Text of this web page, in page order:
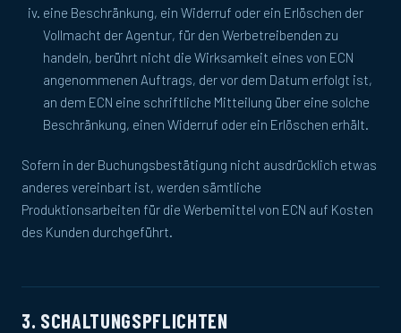
eine Beschränkung, ein Widerruf oder ein Erlöschen der
Vollmacht der Agentur, für den Werbetreibenden zu
handeln, berührt nicht die Wirksamkeit eines von ECN
angenommenen Auftrags, der vor dem Datum erfolgt ist,
an dem ECN eine schriftliche Mitteilung über eine solche
Beschränkung, einen Widerruf oder ein Erlöschen erhält.
Sofern in der Buchungsbestätigung nicht ausdrücklich etwas
anderes vereinbart ist, werden sämtliche
Produktionsarbeiten für die Werbemittel von ECN auf Kosten
des Kunden durchgeführt.
3. SCHALTUNGSPFLICHTEN